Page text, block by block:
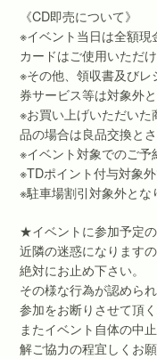
《CD即売について》
※イベント当日は全額現
カードはご使用いただけ
※その他、領収書及び
券サービス等は対象外
※お買い上げいただい
品の場合は良品交換と
※イベント対象でのご予
※TDポイント付与対象
※駐車場割引対象外とな
★イベントに参加予定
近隣の迷惑になります
絶対にお止め下さい。
その様な行為が認めら
参加をお断りさせて頂
またイベント自体の中
解ご協力の程宜しくお願